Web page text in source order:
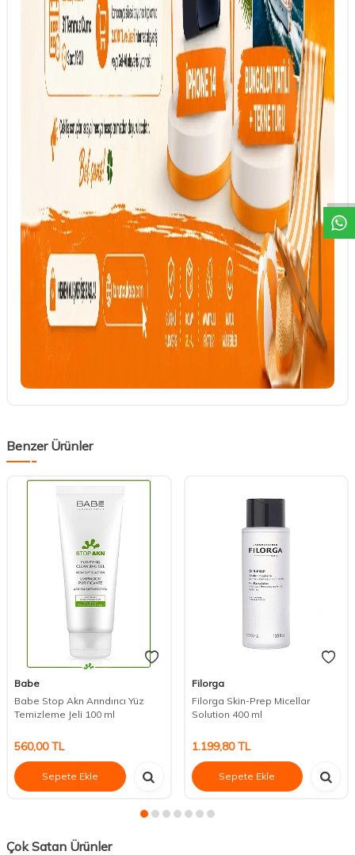
Benzer Ürünler
Babe
Babe Stop Akn Arındırıcı Yüz
Temizleme Jeli 100 ml
560,00TL
Sepete Ekle
Filorga
Filorga Skin-Prep Micellar
Solution 400 ml
1.199,80TL
Sepete Ekle
Çok Satan Ürünler